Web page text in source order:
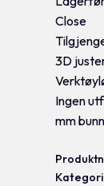
Close
3D
Ingen
mm